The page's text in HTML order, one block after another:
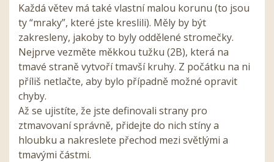
Každá větev má také vlastní malou korunu (to jsou
ty “mraky”, které jste kreslili). Měly by být
zakresleny, jakoby to byly oddělené stromečky.
Nejprve vezměte měkkou tužku (2B), která na
tmavé straně vytvoří tmavší kruhy. Z počátku na ni
příliš netlačte, aby bylo případně možné opravit
chyby.
Až se ujistíte, že jste definovali strany pro
ztmavovaní správně, přidejte do nich stíny a
hloubku a nakreslete přechod mezi světlými a
tmavými částmi.